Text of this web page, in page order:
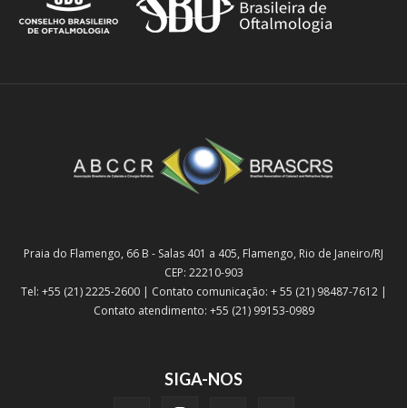
Praia do Flamengo, 66 B - Salas 401 a 405, Flamengo, Rio de Janeiro/RJ
CEP: 22210-903
Tel: +55 (21) 2225-2600 | Contato comunicação: + 55 (21) 98487-7612 |
Contato atendimento: +55 (21) 99153-0989
SIGA-NOS